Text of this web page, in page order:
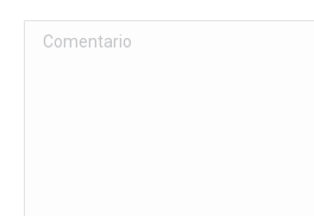
Comentario